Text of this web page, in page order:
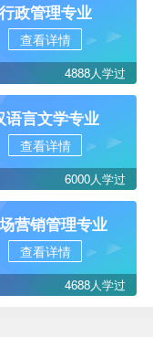
行政管理专业
查看详情
4888人学过
语言文学专业
查看详情
6000人学过
营销管理专业
查看详情
4688人学过